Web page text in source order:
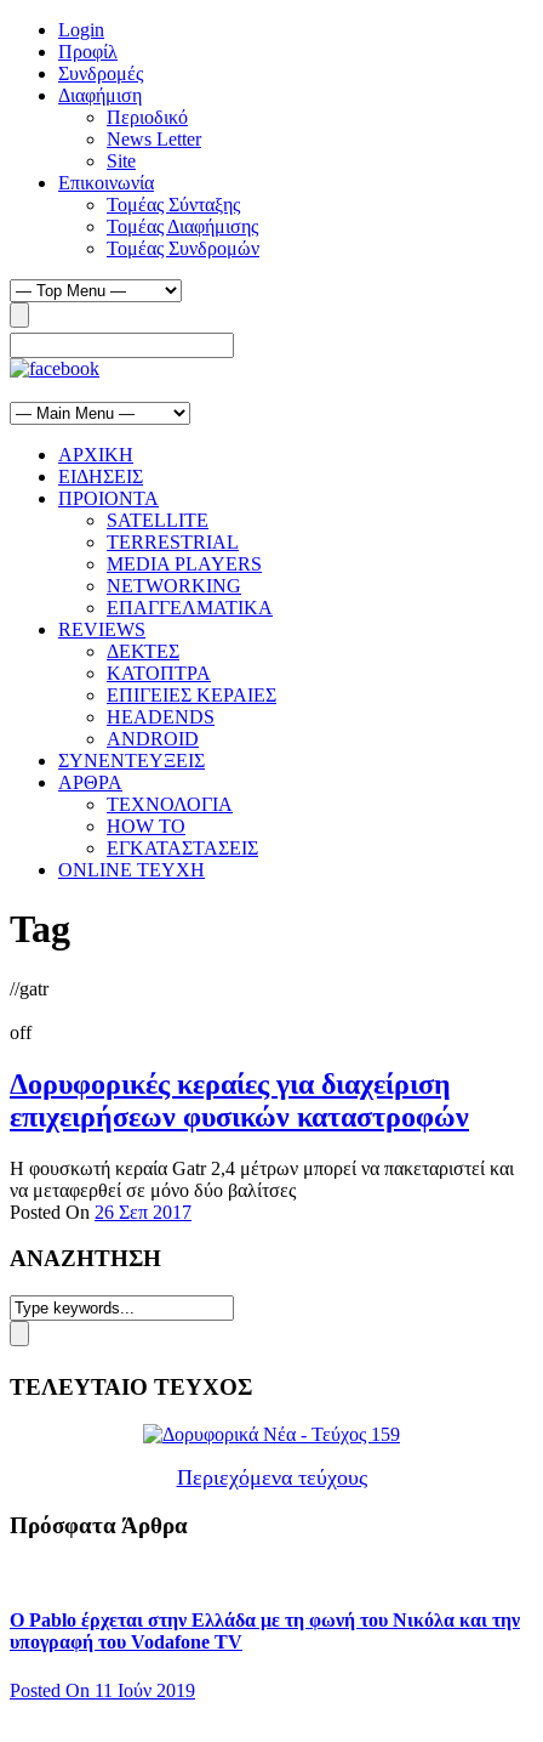
Login
Προφίλ
Συνδρομές
Διαφήμιση
Περιοδικό
News Letter
Site
Επικοινωνία
Τομέας Σύνταξης
Τομέας Διαφήμισης
Τομέας Συνδρομών
ΑΡΧΙΚΗ
ΕΙΔΗΣΕΙΣ
ΠΡΟΙΟΝΤΑ
SATELLITE
TERRESTRIAL
MEDIA PLAYERS
NETWORKING
ΕΠΑΓΓΕΛΜΑΤΙΚΑ
REVIEWS
ΔΕΚΤΕΣ
ΚΑΤΟΠΤΡΑ
ΕΠΙΓΕΙΕΣ ΚΕΡΑΙΕΣ
HEADENDS
ANDROID
ΣΥΝΕΝΤΕΥΞΕΙΣ
ΑΡΘΡΑ
ΤΕΧΝΟΛΟΓΙΑ
HOW TO
ΕΓΚΑΤΑΣΤΑΣΕΙΣ
ONLINE TEYXH
Tag
//gatr
off
Δορυφορικές κεραίες για διαχείριση
επιχειρήσεων φυσικών καταστροφών
Η φουσκωτή κεραία Gatr 2,4 μέτρων μπορεί να πακεταριστεί και
να μεταφερθεί σε μόνο δύο βαλίτσες
Posted On 26 Σεπ 2017
ΑΝΑΖΗΤΗΣΗ
ΤΕΛΕΥΤΑΙΟ ΤΕΥΧΟΣ
Περιεχόμενα τεύχους
Πρόσφατα Άρθρα
Ο Pablo έρχεται στην Ελλάδα με τη φωνή του Νικόλα και την
υπογραφή του Vodafone TV
Posted On 11 Ιούν 2019